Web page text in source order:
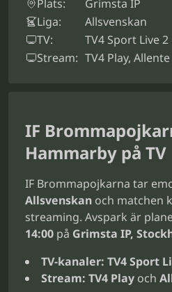
Plats:
Grimsta IP
Liga:
Allsvenskan
TV:
TV4 Sport Live 2
Stream: TV4 Play, Allente
IF
Hammarby på TV
IF Brommapojkarna tar
Allsvenskan och matchen
streaming. Avspark är
14:00 på Grimsta IP,
TV-kanaler: TV4 Sport
Stream: TV4 Play och